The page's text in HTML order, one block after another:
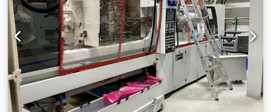
Sprøjtestøbt emnes vægt i PS: 216 g Snegl DN 2: 25 mm
Maks. volumetrisk kapacitet: 69 cm³ Sprøjtestøbt emnes
vægt i PS: 60 g Styring: CC200 Teknisk udstyr: -Robot Engel,
type: ERC23/1-E -4 stk. kernetræksystemer -
Drejeskivestyring